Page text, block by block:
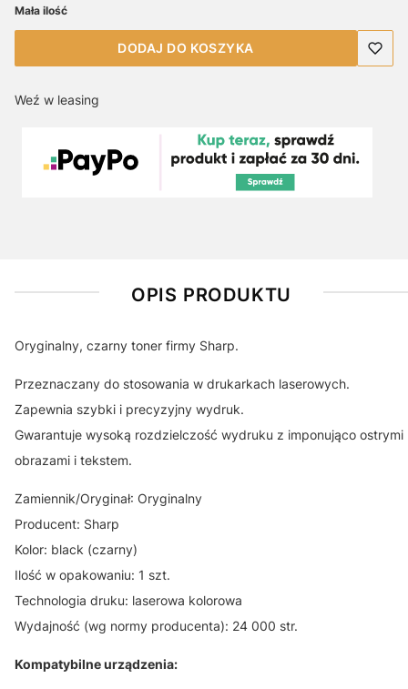
Mała ilość
DODAJ DO KOSZYKA
Weź w leasing
OPIS PRODUKTU
Oryginalny, czarny toner firmy Sharp.
Przeznaczany do stosowania w drukarkach laserowych.
Zapewnia szybki i precyzyjny wydruk.
Gwarantuje wysoką rozdzielczość wydruku z imponująco ostrymi
obrazami i tekstem.
Zamiennik/Oryginał: Oryginalny
Producent: Sharp
Kolor: black (czarny)
Ilość w opakowaniu: 1 szt.
Technologia druku: laserowa kolorowa
Wydajność (wg normy producenta): 24 000 str.
Kompatybilne urządzenia: